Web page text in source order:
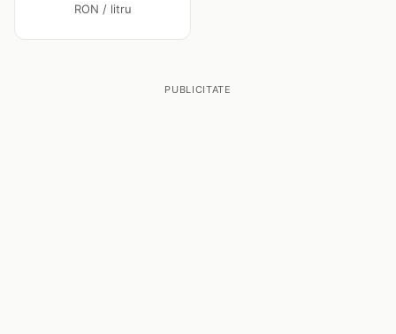
RON / litru
PUBLICITATE